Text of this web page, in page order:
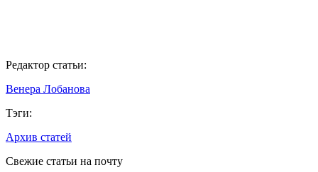
Редактор статьи:
Венера Лобанова
Тэги:
Архив статей
Свежие статьи на почту